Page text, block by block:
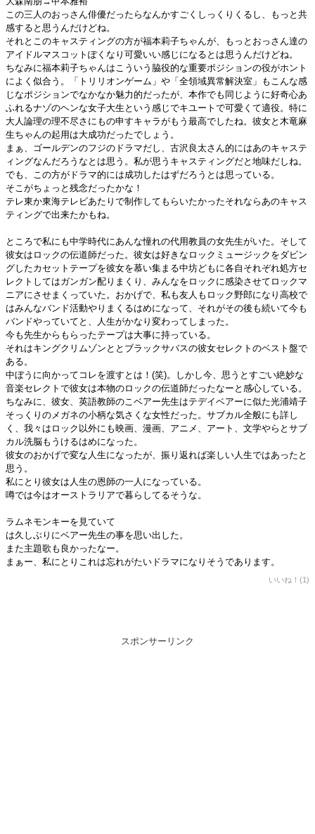
この三人のおっさん俳優だったらなんかすごくしっくりくるし、もっと共
感すると思うんだけどね。
それとこのキャスティングの方が福本莉子ちゃんが、もっとおっさん達の
アイドルマスコットぽくなり可愛いい感じになるとは思うんだけどね。
ちなみに福本莉子ちゃんはこういう脇役的な重要ポジションの役がホント
によく似合う。「トリリオンゲーム」や「全領域異常解決室」もこんな感
じなポジションでなかなか魅力的だったが、本作でも同じように好奇心あ
ふれるナゾのヘンな女子大生という感じでキユートで可愛くて適役。特に
大人論理の理不尽さにもの申すキャラがもう最高でしたね。彼女と木竜麻
生ちゃんの起用は大成功だったでしょう。
まぁ、ゴールデンのフジのドラマだし、古沢良太さん的にはあのキャステ
ィングなんだろうなとは思う。私が思うキャスティングだと地味だしね。
でも、この方がドラマ的には成功したはずだろうとは思っている。
そこがちょっと残念だったかな！
テレ東か東海テレビあたりで制作してもらいたかったそれならあのキャス
ティングで出来たかもね。
ところで私にも中学時代にあんな憧れの代用教員の女先生がいた。そして
彼女はロックの伝道師だった。彼女は好きなロックミュージックをダビン
グしたカセットテープを彼女を慕い集まる中坊どもに各自それぞれ処方セ
レクトしてはガンガン配りまくり、みんなをロックに感染させてロックマ
ニアにさせまくっていた。おかげで、私も友人もロック野郎になり高校で
はみんなバンド活動やりまくるはめになって、それがその後も続いて今も
バンドやっていてと、人生がかなり変わってしまった。
今も先生からもらったテープは大事に持っている。
それはキングクリムゾンととブラックサバスの彼女セレクトのベスト盤で
ある。
中ぼうに向かってコレを渡すとは！(笑)。しかし今、思うとすごい絶妙な
音楽セレクトで彼女は本物のロックの伝道師だったなーと感心している。
ちなみに、彼女、英語教師のこベアー先生はテデイベアーに似た光浦靖子
そっくりのメガネの小柄な気さくな女性だった。サブカル全般にも詳し
く、我々はロック以外にも映画、漫画、アニメ、アート、文学やらとサブ
カル洗脳もうけるはめになった。
彼女のおかげで変な人生になったが、振り返れば楽しい人生ではあったと
思う。
私にとり彼女は人生の恩師の一人になっている。
噂では今はオーストラリアで暮らしてるそうな。
ラムネモンキーを見ていて
は久しぶりにベアー先生の事を思い出した。
また主題歌も良かったなー。
まぁー、私にとりこれは忘れがたいドラマになりそうであります。
いいね！(1)
スポンサーリンク